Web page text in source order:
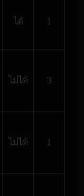
ได้ 1
ไม่ได้ 3
ไม่ได้ 1